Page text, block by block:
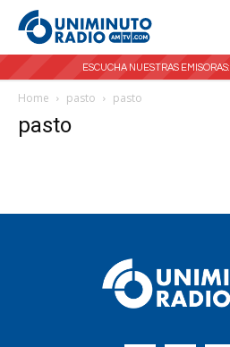
ESCUCHA NUESTRAS EMISORAS:
Home pasto pasto
pasto